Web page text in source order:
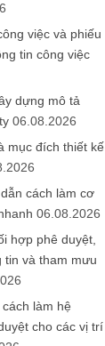
việc và phiếu
tin công việc
dựng mô tả
06.08.2026
mục đích thiết kế
cách làm cơ
06.08.2026
hợp phê duyệt,
tin và tham mưu
làm hệ
cho các vị trí